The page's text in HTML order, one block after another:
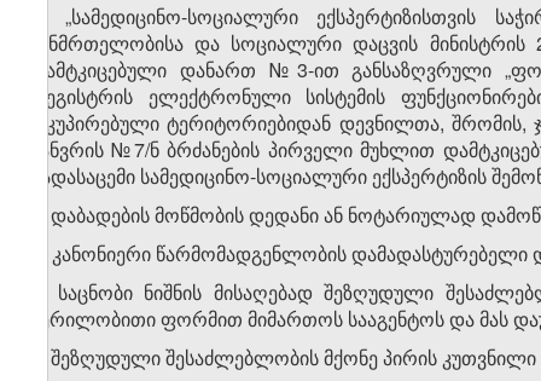
ა) „სამედიცინო-სოციალური ექსპერტიზისთვის
ჯანმრთელობისა და სოციალური დაცვის
დამტკიცებული დანართ №3-ით განსაზღვრული
რეგისტრის ელექტრონული სისტემის
ოკუპირებული ტერიტორიებიდან დევნილთა,
იანვრის №7/ნ ბრძანების პირველი მუხლით
გადასაცემი სამედიცინო-სოციალური ექსპერტიზის
ბ) დაბადების მოწმობის დედანი ან ნოტარიულად
გ) კანონიერი წარმომადგენლობის
3. საცნობი ნიშნის მისაღებად შეზღუდული
წერილობითი ფორმით მიმართოს სააგენტოს და მას
ა) შეზღუდული შესაძლებლობის მქონე პირის